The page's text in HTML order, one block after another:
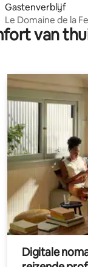
Gastenverblijf
Le Domaine de la
van
Digitale